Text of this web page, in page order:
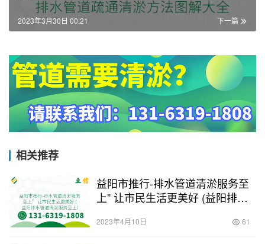
下一篇
2023年3月30日 00:21
相关推荐
益阳市推行-排水管道清淤服务至
上” 让市民生活更美好 (益阳排水
2023年4月10日 61